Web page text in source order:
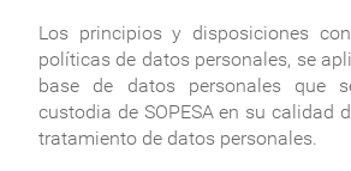
Los principios y disposiciones
políticas de datos personales, se
base de datos personales que
custodia de SOPESA en su calidad
tratamiento de datos personales.